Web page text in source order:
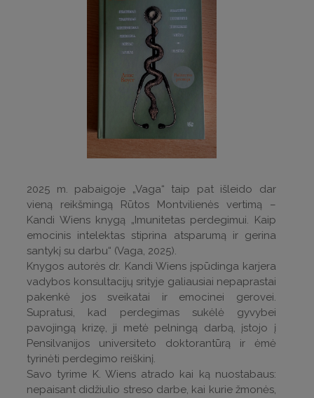
2025 m. pabaigoje „Vaga“ taip pat išleido dar
vieną reikšmingą Rūtos Montvilienės vertimą –
Kandi Wiens knygą „Imunitetas perdegimui. Kaip
emocinis intelektas stiprina atsparumą ir gerina
santykį su darbu“ (Vaga, 2025).
Knygos autorės dr. Kandi Wiens įspūdinga karjera
vadybos konsultacijų srityje galiausiai nepaprastai
pakenkė jos sveikatai ir emocinei gerovei.
Supratusi, kad perdegimas sukėlė gyvybei
pavojingą krizę, ji metė pelningą darbą, įstojo į
Pensilvanijos universiteto doktorantūrą ir ėmė
tyrinėti perdegimo reiškinį.
Savo tyrime K. Wiens atrado kai ką nuostabaus:
nepaisant didžiulio streso darbe, kai kurie žmonės,